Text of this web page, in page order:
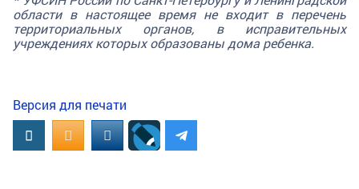
области в настоящее время не входит в перечень
территориальных органов, в исправительных
учреждениях которых образованы дома ребенка.
Версия для печати
ВконтактеOK.RUMAIL.RU